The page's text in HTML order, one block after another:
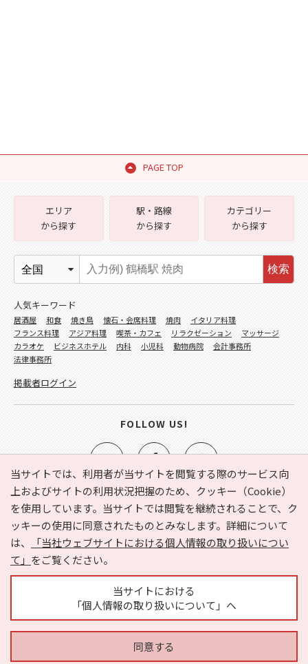
PAGE TOP
当サイトでは、利用者が当サイトを閲覧する際のサービス向
上およびサイトの利用状況把握のため、クッキー（Cookie）
を使用しています。当サイトでは閲覧を継続されることで、ク
ッキーの使用に同意されたものとみなします。詳細について
は、
「当社ウェブサイトにおける個人情報の取り扱いについ
て」 をご覧ください。
当サイトにおける
「個人情報の取り扱いについて」へ
同意する
e-NAVITA（イーナビタ）とは？ お気に入り
ヘルプ
利用規約
個人情報の取り扱いについて
運営会社
サイトマップ
広告掲載に関するお問い合わせ
エリア
から探す
駅・路線
から探す
カテゴリー
から探す
検索
人気キーワード
居酒屋 和食 焼き鳥 懐石・会席料理 焼肉
イタリア料理
フランス料理
アジア料理 喫茶・カフェ リラクゼーション
マッサージ
カラオケ
ビジネスホテル 内科 小児科 動物病院
会計事務所
法律事務所
掲載者ログイン
FOLLOW US!
Copyright © HYOJITO.Co.,Ltd. All Rights Reserved.